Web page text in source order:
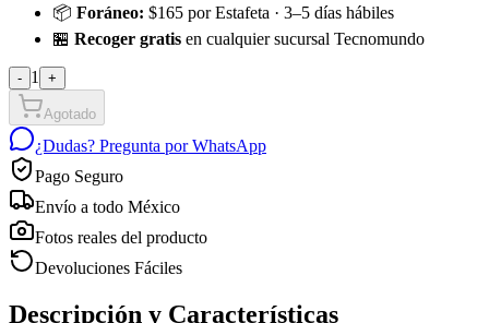
📦 Foráneo: $165 por Estafeta · 3–5 días hábiles
🏪 Recoger gratis en cualquier sucursal Tecnomundo
- 1 +
Agotado
¿Dudas? Pregunta por WhatsApp
Pago Seguro
Envío a todo México
Fotos reales del producto
Devoluciones Fáciles
Descripción y Características